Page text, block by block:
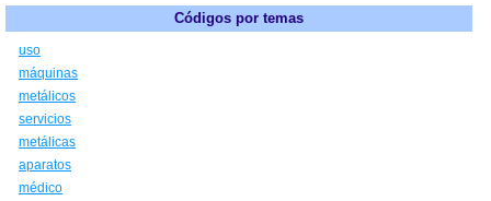
Códigos por temas
uso
máquinas
metálicos
servicios
metálicas
aparatos
médico